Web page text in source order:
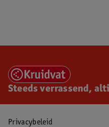
Steeds verrassend,
Privacybeleid